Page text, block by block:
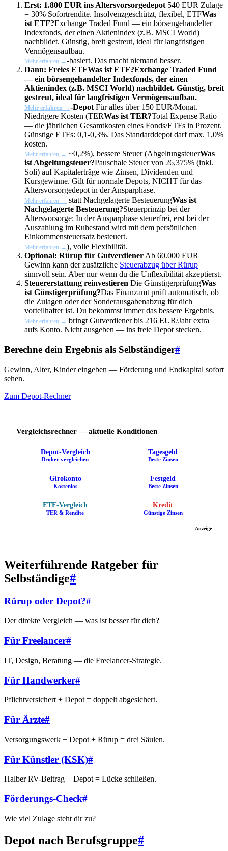
Erst: 1.800 EUR ins Altersvorsorgedepot540 EUR Zulage
= 30% Sofortrendite. Insolvenzgeschützt, flexibel, ETFWas
ist ETF?Exchange Traded Fund — ein börsengehandelter
Indexfonds, der einen Aktienindex (z.B. MSCI World)
nachbildet. Günstig, breit gestreut, ideal für langfristigen
Vermögensaufbau.
Mehr erfahren →-basiert. Das macht niemand besser.
Dann: Freies ETFWas ist ETF?Exchange Traded Fund
— ein börsengehandelter Indexfonds, der einen
Aktienindex (z.B. MSCI World) nachbildet. Günstig, breit
gestreut, ideal für langfristigen Vermögensaufbau.
Mehr erfahren →-DepotFür alles über 150 EUR/Monat.
Niedrigere Kosten (TERWas ist TER?Total Expense Ratio
— die jährlichen Gesamtkosten eines Fonds/ETFs in Prozent.
Günstige ETFs: 0,1-0,3%. Das Standarddepot darf max. 1,0%
kosten.
Mehr erfahren → ~0,2%), bessere Steuer (AbgeltungsteuerWas
ist Abgeltungsteuer?Pauschale Steuer von 26,375% (inkl.
Soli) auf Kapitalerträge wie Zinsen, Dividenden und
Kursgewinne. Gilt für normale Depots, NICHT für das
Altersvorsorgedepot in der Ansparphase.
Mehr erfahren → stattNachgelagerte BesteuerungWas ist
Nachgelagerte Besteuerung?Steuerprinzip bei der
Altersvorsorge: In der Ansparphase steuerfrei, erst bei der
Auszahlung im Ruhestand wird mit dem persönlichen
Einkommensteuersatz besteuert.
Mehr erfahren →), volle Flexibilität.
Optional: Rürup für GutverdienerAb 60.000 EUR
Gewinn kann der zusätzliche Steuerabzug über Rürup
sinnvoll sein. Aber nur wenn du die Unflexibilität akzeptierst.
Steuererstattung reinvestieren Die GünstigerprüfungWas
ist Günstigerprüfung?Das Finanzamt prüft automatisch, ob
die Zulagen oder der Sonderausgabenabzug für dich
vorteilhafter ist. Du bekommst immer das bessere Ergebnis.
Mehr erfahren → bringt Gutverdiener bis 216 EUR/Jahr extra
aufs Konto. Nicht ausgeben — ins freie Depot stecken.
Berechne dein Ergebnis als Selbständiger#
Gewinn, Alter, Kinder eingeben — Förderung und Endkapital sofort
sehen.
Zum Depot-Rechner
Vergleichsrechner — aktuelle Konditionen
Depot-Vergleich
Broker vergleichen
Tagesgeld
Beste Zinsen
Girokonto
Kostenlos
Festgeld
Beste Zinsen
ETF-Vergleich
TER & Rendite
Kredit
Günstige Zinsen
Anzeige
Weiterführende Ratgeber für
Selbständige#
Rürup oder Depot?#
Der direkte Vergleich — was ist besser für dich?
Für Freelancer#
IT, Design, Beratung — die Freelancer-Strategie.
Für Handwerker#
Pflichtversichert + Depot = doppelt abgesichert.
Für Ärzte#
Versorgungswerk + Depot + Rürup = drei Säulen.
Für Künstler (KSK)#
Halber RV-Beitrag + Depot = Lücke schließen.
Förderungs-Check#
Wie viel Zulage steht dir zu?
Depot nach Berufsgruppe#